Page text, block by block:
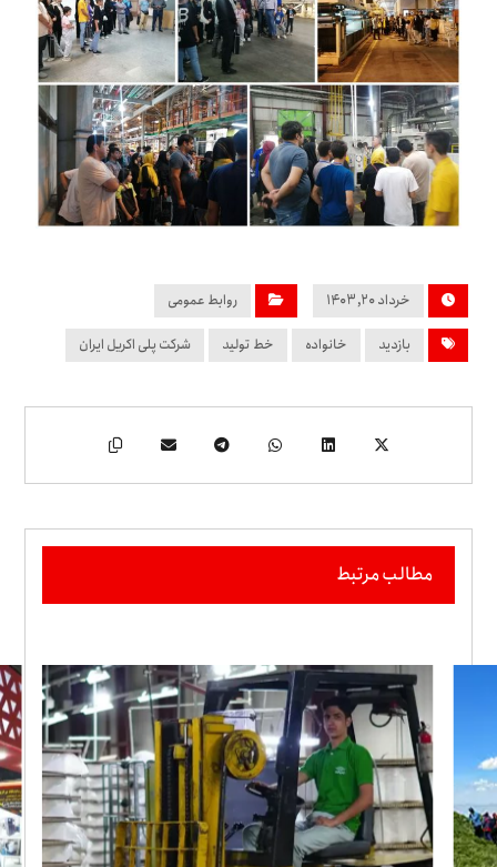
خرداد ۲۰, ۱۴۰۳ روابط عمومی
بازدید خانواده خط تولید شرکت پلی اکریل ایران
مطالب مرتبط